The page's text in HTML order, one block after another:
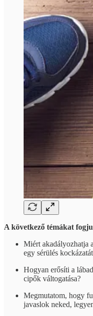
A következő témákat
Miért akadályozhatja
egy sérülés
Hogyan erősíti a
cipők váltogatása?
Megmutatom, hogy
javaslok neked,